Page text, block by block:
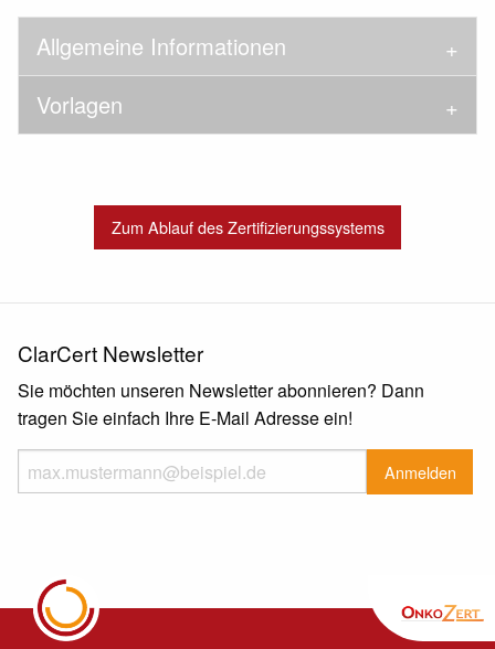
Allgemeine Informationen
Vorlagen
Zum Ablauf des Zertifizierungssystems
ClarCert Newsletter
Sie möchten unseren Newsletter abonnieren? Dann
tragen Sie einfach Ihre E-Mail Adresse ein!